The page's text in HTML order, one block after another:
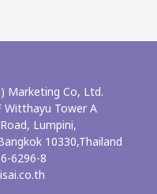
Marketing Co, Ltd.
Witthayu Tower A
Lumpini,
10330,Thailand
6296-8